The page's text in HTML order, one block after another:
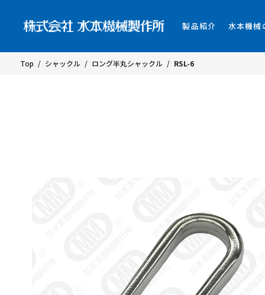
製品紹介 水本機械
Top / シャックル / ロング半丸シャックル / RSL-6